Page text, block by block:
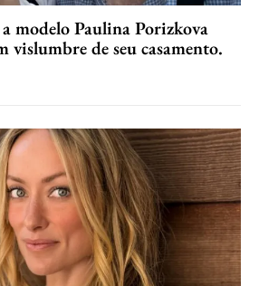
modelo Paulina Porizkova
vislumbre de seu casamento.